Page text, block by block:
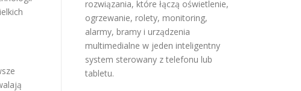
rozwiązania, które łączą oświetlenie,
ogrzewanie, rolety, monitoring,
alarmy, bramy i urządzenia
multimedialne w jeden inteligentny
system sterowany z telefonu lub
tabletu.